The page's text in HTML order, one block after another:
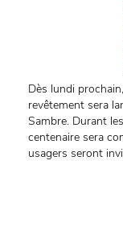
Dès lundi
revêtement sera
Sambre. Durant
centenaire sera
usagers seront